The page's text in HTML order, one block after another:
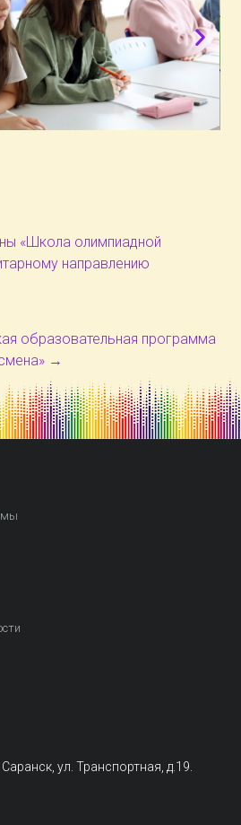
«Школа олимпиадной
направлению
образовательная программа
→
ул. Транспортная, д.19.